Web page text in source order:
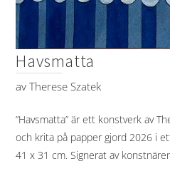
Havsmatta
avTherese Szatek
”Havsmatta” är ett konstverk av
och krita på papper gjord 2026 i
41 x 31 cm. Signerat av